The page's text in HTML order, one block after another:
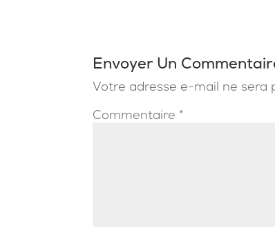
Envoyer Un
Votre adresse e-mail ne sera
Commentaire *